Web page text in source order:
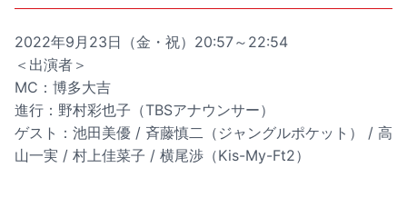
2022年9月23日（金・祝）20:57～22:54
＜出演者＞
MC：博多大吉
進行：野村彩也子（TBSアナウンサー）
ゲスト：池田美優 / 斉藤慎二（ジャングルポケット） / 高
山一実 / 村上佳菜子 / 横尾渉（Kis-My-Ft2）